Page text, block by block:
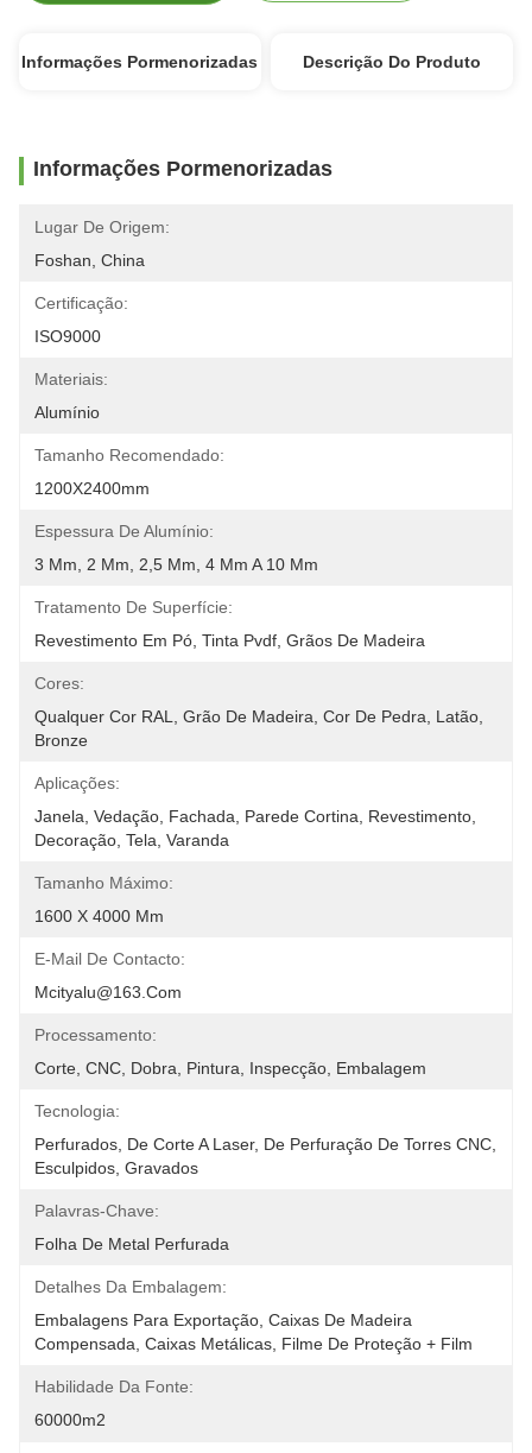
Informações Pormenorizadas Descrição Do Produto
Informações Pormenorizadas
Lugar De Origem:
Foshan, China
Certificação:
ISO9000
Materiais:
Alumínio
Tamanho Recomendado:
1200X2400mm
Espessura De Alumínio:
3 Mm, 2 Mm, 2,5 Mm, 4 Mm A 10 Mm
Tratamento De Superfície:
Revestimento Em Pó, Tinta Pvdf, Grãos De Madeira
Cores:
Qualquer Cor RAL, Grão De Madeira, Cor De Pedra, Latão,
Bronze
Aplicações:
Janela, Vedação, Fachada, Parede Cortina, Revestimento,
Decoração, Tela, Varanda
Tamanho Máximo:
1600 X 4000 Mm
E-Mail De Contacto:
Mcityalu@163.com
Processamento:
Corte, CNC, Dobra, Pintura, Inspecção, Embalagem
Tecnologia:
Perfurados, De Corte A Laser, De Perfuração De Torres CNC,
Esculpidos, Gravados
Palavras-Chave:
Folha De Metal Perfurada
Detalhes Da Embalagem:
Embalagens Para Exportação, Caixas De Madeira
Compensada, Caixas Metálicas, Filme De Proteção + Film
Habilidade Da Fonte:
60000m2